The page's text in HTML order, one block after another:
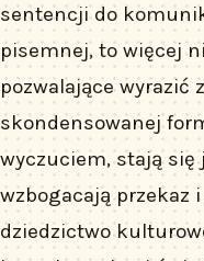
sentencji do
pisemnej, to więcej
pozwalające wyrazić
skondensowanej
wyczuciem, stają
wzbogacają przekaz
dziedzictwo